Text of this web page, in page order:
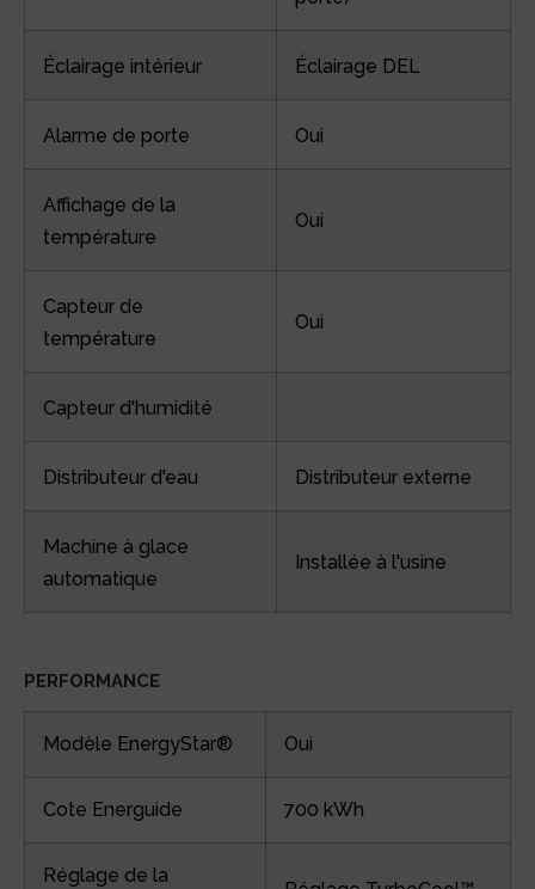
Éclairage intérieur Éclairage DEL
Alarme de porte Oui
Affichage de la
température
Oui
Capteur de
température
Oui
Capteur d'humidité
Distributeur d'eau Distributeur externe
Machine à glace
automatique
Installée à l'usine
PERFORMANCE
Modèle EnergyStar® Oui
Cote Energuide 700 kWh
Réglage de la